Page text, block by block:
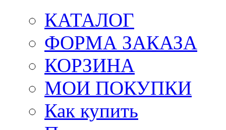
КАТАЛОГ
ФОРМА ЗАКАЗА
КОРЗИНА
МОИ ПОКУПКИ
Как купить